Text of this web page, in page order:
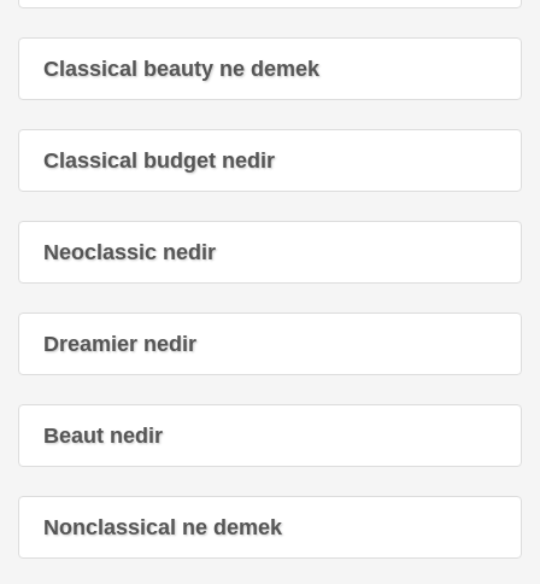
Classical beauty ne demek
Classical budget nedir
Neoclassic nedir
Dreamier nedir
Beaut nedir
Nonclassical ne demek